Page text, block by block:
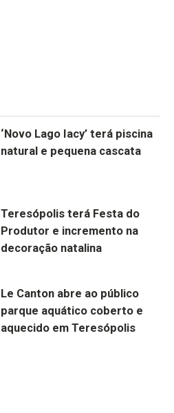
‘Novo Lago Iacy’ terá piscina
natural e pequena cascata
Teresópolis terá Festa do
Produtor e incremento na
decoração natalina
Le Canton abre ao público
parque aquático coberto e
aquecido em Teresópolis